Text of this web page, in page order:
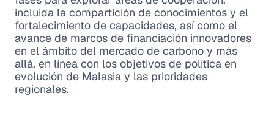
incluida la compartición de conocimientos y el
fortalecimiento de capacidades, así como el
avance de marcos de financiación innovadores
en el ámbito del mercado de carbono y más
allá, en línea con los objetivos de política en
evolución de Malasia y las prioridades
regionales.